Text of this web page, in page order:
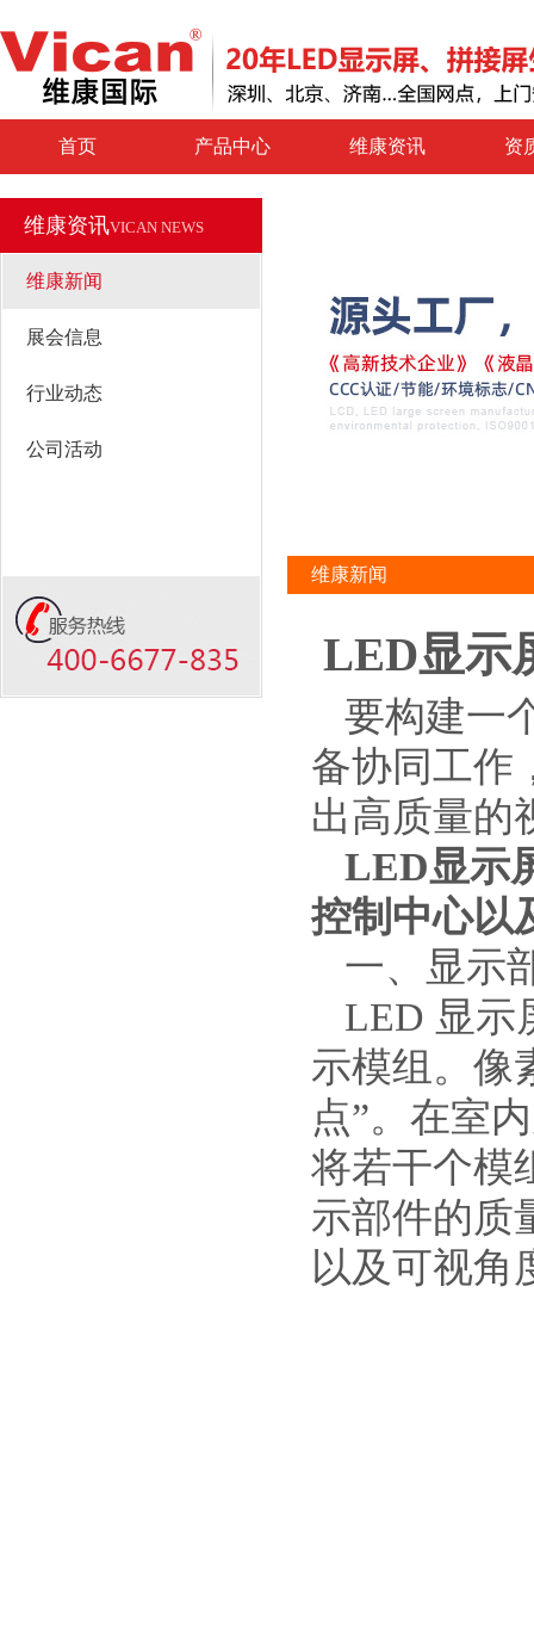
首页 产品中心 维康资讯 资
维康资讯VICAN NEWS
维康新闻
展会信息
行业动态
公司活动
维康新闻
LED显示
要构建一
备协同工作
出高质量的
LED显示
控制中心以
一、显示
LED 显示
示模组。像
点”。在室
将若干个模
示部件的质
以及可视角